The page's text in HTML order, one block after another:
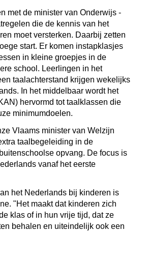
met de minister van Onderwijs -
die de kennis van het
moet versterken. Daarbij zetten
start. Er komen instapklasjes
in kleine groepjes in de
school. Leerlingen in het
taalachterstand krijgen wekelijks
In het middelbaar wordt het
hervormd tot taalklassen die
minimumdoelen.
Vlaams minister van Welzijn
taalbegeleiding in de
opvang. De focus is
vanaf het eerste
het Nederlands bij kinderen is
"Het maakt dat kinderen zich
klas of in hun vrije tijd, dat ze
behalen en uiteindelijk ook een